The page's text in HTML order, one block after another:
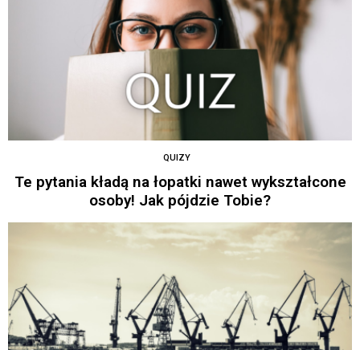
QUIZY
Te pytania kładą na łopatki nawet wykształcone
osoby! Jak pójdzie Tobie?